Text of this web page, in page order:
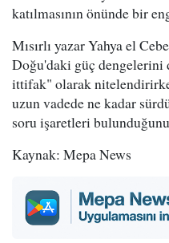
katılmasının önünde bir
Mısırlı yazar Yahya el
Doğu'daki güç
ittifak" olarak
uzun vadede ne kadar
soru işaretleri
Kaynak: Mepa News